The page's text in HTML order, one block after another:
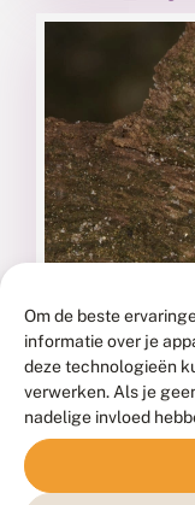
Om de beste
informatie over je
deze technologieën
verwerken. Als je
nadelige invloed